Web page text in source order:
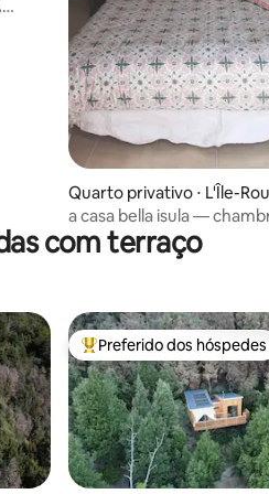
Quarto privativo ⋅ L'Île-
e
a casa bella isula —
com terraço
Entre os melhores
Preferido dos hóspedes